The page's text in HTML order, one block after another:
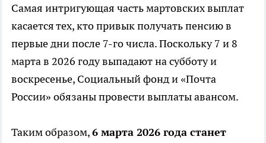
Самая интригующая часть мартовских выплат
касается тех, кто привык получать пенсию в
первые дни после 7-го числа. Поскольку 7 и 8
марта в 2026 году выпадают на субботу и
воскресенье, Социальный фонд и «Почта
России» обязаны провести выплаты авансом.
Таким образом,6 марта 2026 года станет